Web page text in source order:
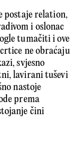
postaje relation,
i oslonac
tumačiti i ove
ne obraćaju
svjesno
lavirani tuševi
nastoje
prema
čini